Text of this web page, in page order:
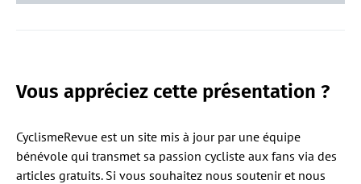
Vous appréciez cette présentation ?
CyclismeRevue est un site mis à jour par une équipe
bénévole qui transmet sa passion cycliste aux fans via des
articles gratuits. Si vous souhaitez nous soutenir et nous